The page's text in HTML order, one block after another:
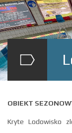
OBIEKT
Kryte Lodowisko